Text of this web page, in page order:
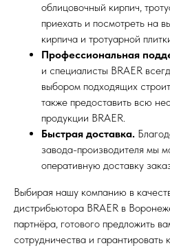
облицовочный кирпич,
приехать и посмотреть на
кирпича и тротуарной
Профессиональная
и специалисты BRAER
выбором подходящих
также предоставить всю
продукции BRAER.
Быстрая доставка.
завода-производителя мы
оперативную доставку
Выбирая нашу компанию в
дистрибьютора BRAER в
партнёра, готового предложить
сотрудничества и гарантировать